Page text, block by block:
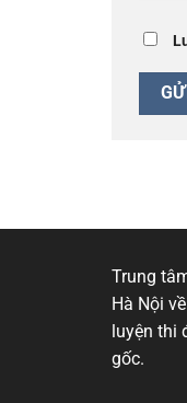
Trung
Hà Nội
luyện thi
gốc.